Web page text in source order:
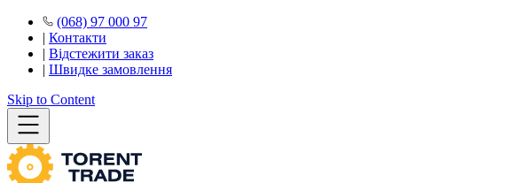
(068) 97 000 97
| Контакти
| Відстежити заказ
| Швидке замовлення
Skip to Content